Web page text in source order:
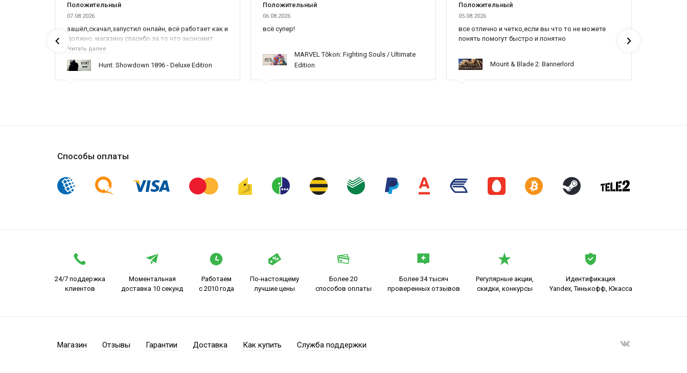
Положительный
07.08.2026
зашёл,скачал,запустил онлайн, всё работает как и
должно, магазину спасибо за то что экономит
наше время,нервы и деньги, ребята вы красава
всех только вы и оказываете помощь
Читать далее
Hunt: Showdown 1896 - Deluxe Edition
Положительный
06.08.2026
всё супер!
MARVEL Tōkon: Fighting Souls / Ultimate
Edition
Положительный
05.08.2026
все отлично и четко,если вы что то не можете
понять помогут быстро и понятно
Mount & Blade 2: Bannerlord
Способы оплаты
24/7 поддержка
клиентов
Моментальная
доставка 10 секунд
Работаем
с 2010 года
По-настоящему
лучшие цены
Более 20
способов оплаты
Более 34 тысяч
проверенных отзывов
Регулярные акции,
скидки, конкурсы
Идентификация
Yandex, Тинькофф, Юкасса
Магазин Отзывы Гарантии Доставка Как купить Служба поддержки